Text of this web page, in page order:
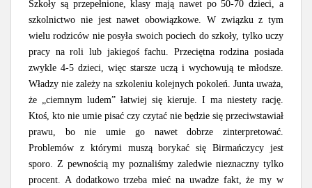
Szkoły są przepełnione, klasy mają nawet po 50-70 dzieci, a
szkolnictwo nie jest nawet obowiązkowe. W związku z tym
wielu rodziców nie posyła swoich pociech do szkoły, tylko uczy
pracy na roli lub jakiegoś fachu. Przeciętna rodzina posiada
zwykle 4-5 dzieci, więc starsze uczą i wychowują te młodsze.
Władzy nie zależy na szkoleniu kolejnych pokoleń. Junta uważa,
że „ciemnym ludem” łatwiej się kieruje. I ma niestety rację.
Ktoś, kto nie umie pisać czy czytać nie będzie się przeciwstawiał
prawu, bo nie umie go nawet dobrze zinterpretować.
Problemów z którymi muszą borykać się Birmańczycy jest
sporo. Z pewnością my poznaliśmy zaledwie nieznaczny tylko
procent. A dodatkowo trzeba mieć na uwadze fakt, że my w